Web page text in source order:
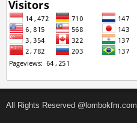
All Rights Reserved @lombokfm.com